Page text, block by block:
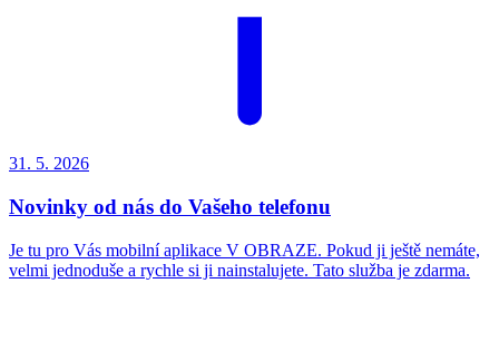
31. 5. 2026
Novinky od nás do Vašeho telefonu
Je tu pro Vás mobilní aplikace V OBRAZE. Pokud ji ještě nemáte,
velmi jednoduše a rychle si ji nainstalujete. Tato služba je zdarma.